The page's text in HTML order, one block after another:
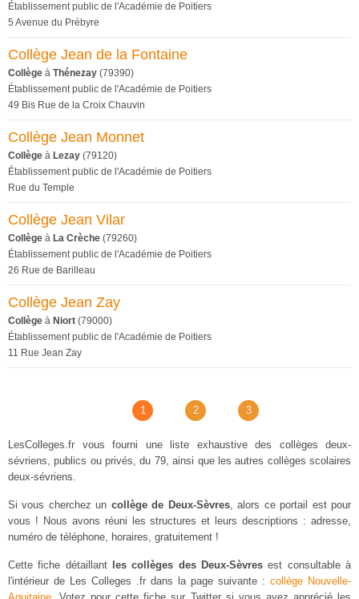
Établissement public de l'Académie de Poitiers
5 Avenue du Prébyre
Collège Jean de la Fontaine
Collège à Thénezay (79390)
Établissement public de l'Académie de Poitiers
49 Bis Rue de la Croix Chauvin
Collège Jean Monnet
Collège à Lezay (79120)
Établissement public de l'Académie de Poitiers
Rue du Temple
Collège Jean Vilar
Collège à La Crèche (79260)
Établissement public de l'Académie de Poitiers
26 Rue de Barilleau
Collège Jean Zay
Collège à Niort (79000)
Établissement public de l'Académie de Poitiers
11 Rue Jean Zay
1 2 3
LesColleges.fr vous fourni une liste exhaustive des collèges deux-
sévriens, publics ou privés, du 79, ainsi que les autres collèges scolaires
deux-sévriens.
Si vous cherchez un collège de Deux-Sèvres, alors ce portail est pour
vous ! Nous avons réuni les structures et leurs descriptions : adresse,
numéro de téléphone, horaires, gratuitement !
Cette fiche détaillant les collèges des Deux-Sèvres est consultable à
l'intérieur de Les Colleges .fr dans la page suivante : collège Nouvelle-